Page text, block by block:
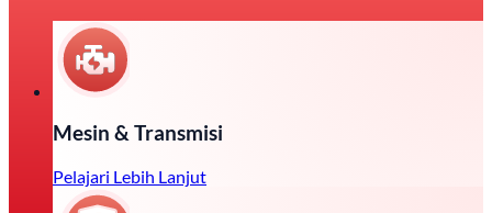
Mesin & Transmisi
Pelajari Lebih Lanjut